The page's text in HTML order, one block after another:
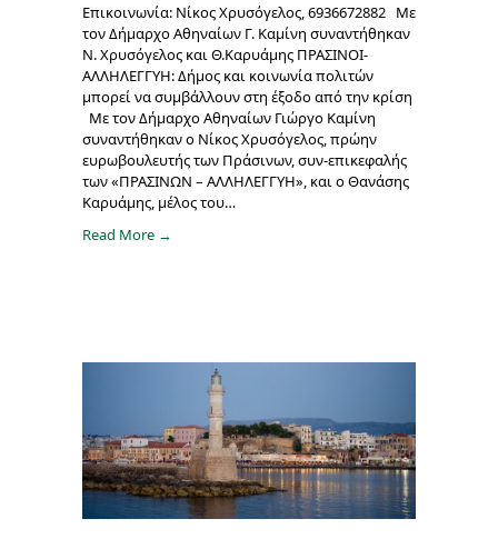
Επικοινωνία: Νίκος Χρυσόγελος, 6936672882 Με
τον Δήμαρχο Αθηναίων Γ. Καμίνη συναντήθηκαν
Ν. Χρυσόγελος και Θ.Καρυάμης ΠΡΑΣΙΝΟΙ-
ΑΛΛΗΛΕΓΓΥΗ: Δήμος και κοινωνία πολιτών
μπορεί να συμβάλλουν στη έξοδο από την κρίση
Με τον Δήμαρχο Αθηναίων Γιώργο Καμίνη
συναντήθηκαν ο Νίκος Χρυσόγελος, πρώην
ευρωβουλευτής των Πράσινων, συν-επικεφαλής
των «ΠΡΑΣΙΝΩΝ – ΑΛΛΗΛΕΓΓΥΗ», και ο Θανάσης
Καρυάμης, μέλος του…
Read More →